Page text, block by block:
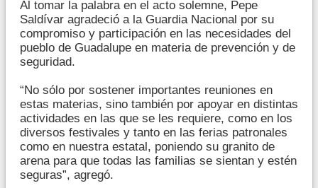
Al tomar la palabra en el acto solemne, Pepe
Saldívar agradeció a la Guardia Nacional por su
compromiso y participación en las necesidades del
pueblo de Guadalupe en materia de prevención y de
seguridad.
“No sólo por sostener importantes reuniones en
estas materias, sino también por apoyar en distintas
actividades en las que se les requiere, como en los
diversos festivales y tanto en las ferias patronales
como en nuestra estatal, poniendo su granito de
arena para que todas las familias se sientan y estén
seguras”, agregó.